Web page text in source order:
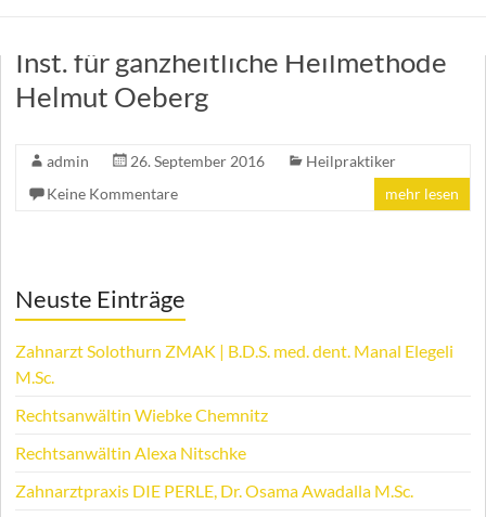
Inst. für ganzheitliche Heilmethode
Helmut Oeberg
admin 26. September 2016
Heilpraktiker
Keine Kommentare
mehr lesen
Neuste Einträge
Zahnarzt Solothurn ZMAK | B.D.S. med. dent. Manal Elegeli
M.Sc.
Rechtsanwältin Wiebke Chemnitz
Rechtsanwältin Alexa Nitschke
Zahnarztpraxis DIE PERLE, Dr. Osama Awadalla M.Sc.